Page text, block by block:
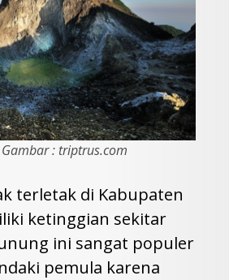
: triptrus.com
terletak di Kabupaten
ketinggian sekitar
ini sangat populer
pemula karena